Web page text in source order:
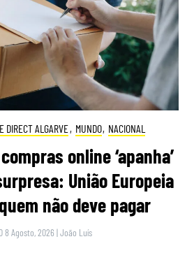
DIRECT ALGARVE, MUNDO, NACIONAL
online ‘apanha’
União Europeia
não deve pagar
8 Agosto, 2026 |João Luís